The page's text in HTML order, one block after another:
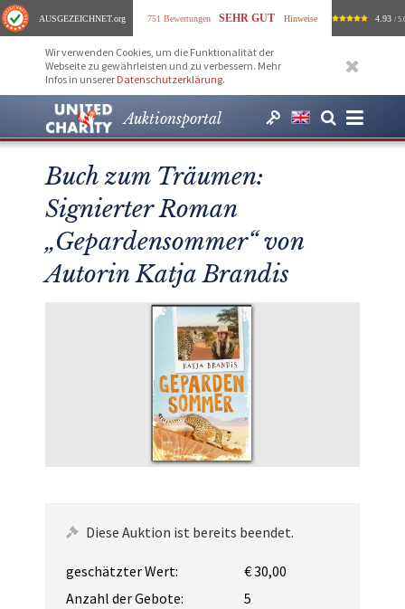
AUSGEZEICHNET.org 751 Bewertungen SEHR GUT Hinweise 4.93 /
Wir verwenden Cookies, um die Funktionalität der
Webseite zu gewährleisten und zu verbessern. Mehr
Infos in unserer Datenschutzerklärung.
Auktionsportal
Buch zum Träumen:
Signierter Roman
„Gepardensommer“ von
Autorin Katja Brandis
Diese Auktion ist bereits beendet.
geschätzter Wert:
€ 30,00
Anzahl der Gebote:
5